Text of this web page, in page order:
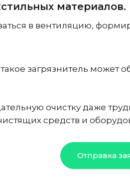
материалов.
в вентиляцию,
загрязнитель может
очистку даже
средств и
Отправка